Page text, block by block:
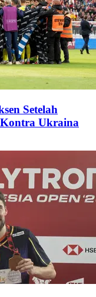
Setelah
Ukraina